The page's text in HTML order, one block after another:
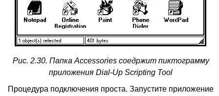
Рис. 2.30. Папка Accessoriesсоедржит пиктограмму
приложения Dial-Up Scripting Tool
Процедура подключения проста. Запустите приложение